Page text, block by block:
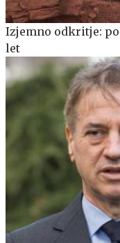
Izjemno odkritje:
let